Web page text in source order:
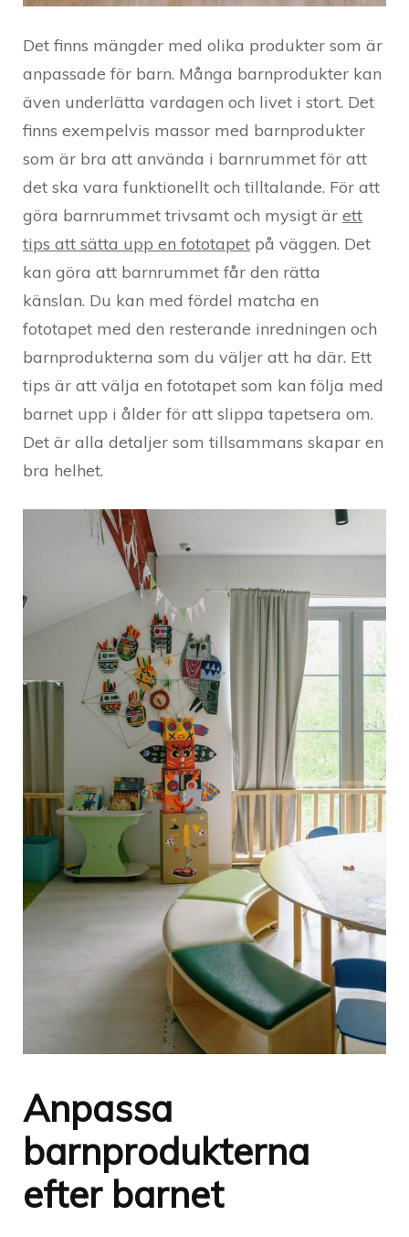
Det finns mängder med olika produkter som är
anpassade för barn. Många barnprodukter kan
även underlätta vardagen och livet i stort. Det
finns exempelvis massor med barnprodukter
som är bra att använda i barnrummet för att
det ska vara funktionellt och tilltalande. För att
göra barnrummet trivsamt och mysigt är ett
tips att sätta upp en fototapet på väggen. Det
kan göra att barnrummet får den rätta
känslan. Du kan med fördel matcha en
fototapet med den resterande inredningen och
barnprodukterna som du väljer att ha där. Ett
tips är att välja en fototapet som kan följa med
barnet upp i ålder för att slippa tapetsera om.
Det är alla detaljer som tillsammans skapar en
bra helhet.
Anpassa
barnprodukterna
efter barnet